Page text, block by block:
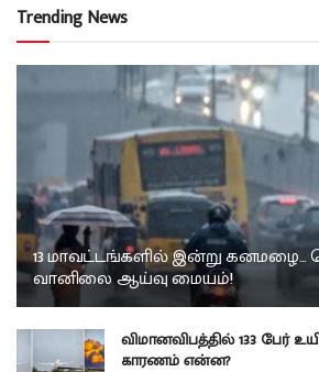
Trending News
13 மாவட்டங்களில் இன்று
வானிலை ஆய்வு மையம்!
விமானவிபத்தில் 133 பேர்
காரணம் என்ன?